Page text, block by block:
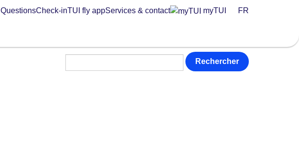
QuestionsCheck-inTUI fly appServices & contact myTUI FR
Rechercher